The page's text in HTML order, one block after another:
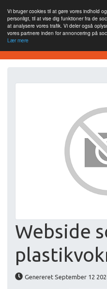
Vi bruger cookies til at gøre vores indhold
personligt, til at vise dig funktioner fra de
at analysere vores trafik. Vi deler også
vores partnere inden for annoncering på
Lær mere
SEO Analytics
Webside
Genereret September 12